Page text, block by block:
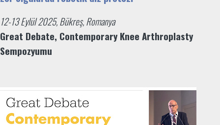
12-13 Eylül 2025, Bükreş, Romanya
Great Debate, Contemporary Knee Arthroplasty
Sempozyumu